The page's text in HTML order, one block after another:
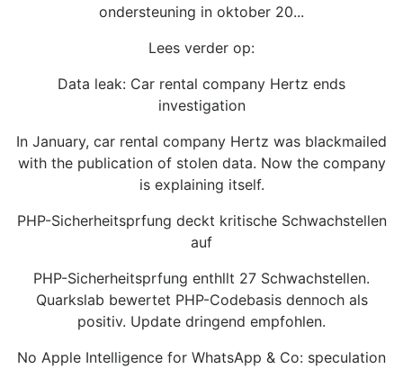
ondersteuning in oktober 20...
Lees verder op:
Data leak: Car rental company Hertz ends
investigation
In January, car rental company Hertz was blackmailed
with the publication of stolen data. Now the company
is explaining itself.
PHP-Sicherheitsprfung deckt kritische Schwachstellen
auf
PHP-Sicherheitsprfung enthllt 27 Schwachstellen.
Quarkslab bewertet PHP-Codebasis dennoch als
positiv. Update dringend empfohlen.
No Apple Intelligence for WhatsApp & Co: speculation